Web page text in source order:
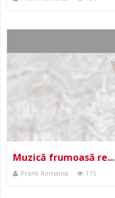
Muzică frumoasă re...
Prank Romania 115